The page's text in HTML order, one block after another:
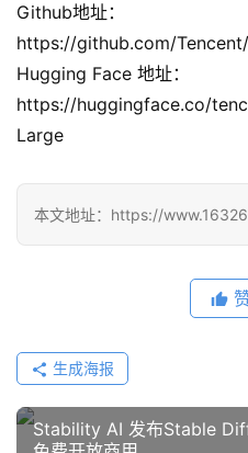
源
项
目
用
好
文
Github地址：
https://github.com/
Hugging Face 地址：
https://huggingface.co/
Large
本文地址：https://
生成海报
Stability AI 发布Stable